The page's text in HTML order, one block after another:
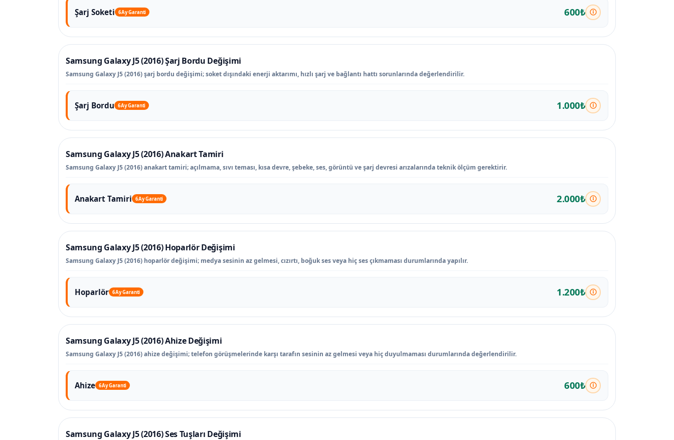
Şarj Soketi 6 Ay Garanti 600₺
Samsung Galaxy J5 (2016) Şarj Bordu Değişimi
Samsung Galaxy J5 (2016) şarj bordu değişimi; soket dışındaki enerji aktarımı, hızlı şarj ve bağlantı hattı sorunlarında değerlendirilir.
Şarj Bordu 6 Ay Garanti 1.000₺
Samsung Galaxy J5 (2016) Anakart Tamiri
Samsung Galaxy J5 (2016) anakart tamiri; açılmama, sıvı teması, kısa devre, şebeke, ses, görüntü ve şarj devresi arızalarında teknik ölçüm gerektirir.
Anakart Tamiri 6 Ay Garanti 2.000₺
Samsung Galaxy J5 (2016) Hoparlör Değişimi
Samsung Galaxy J5 (2016) hoparlör değişimi; medya sesinin az gelmesi, cızırtı, boğuk ses veya hiç ses çıkmaması durumlarında yapılır.
Hoparlör 6 Ay Garanti 1.200₺
Samsung Galaxy J5 (2016) Ahize Değişimi
Samsung Galaxy J5 (2016) ahize değişimi; telefon görüşmelerinde karşı tarafın sesinin az gelmesi veya hiç duyulmaması durumlarında değerlendirilir.
Ahize 6 Ay Garanti 600₺
Samsung Galaxy J5 (2016) Ses Tuşları Değişimi